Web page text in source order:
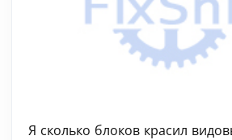
Я сколько блоков красил